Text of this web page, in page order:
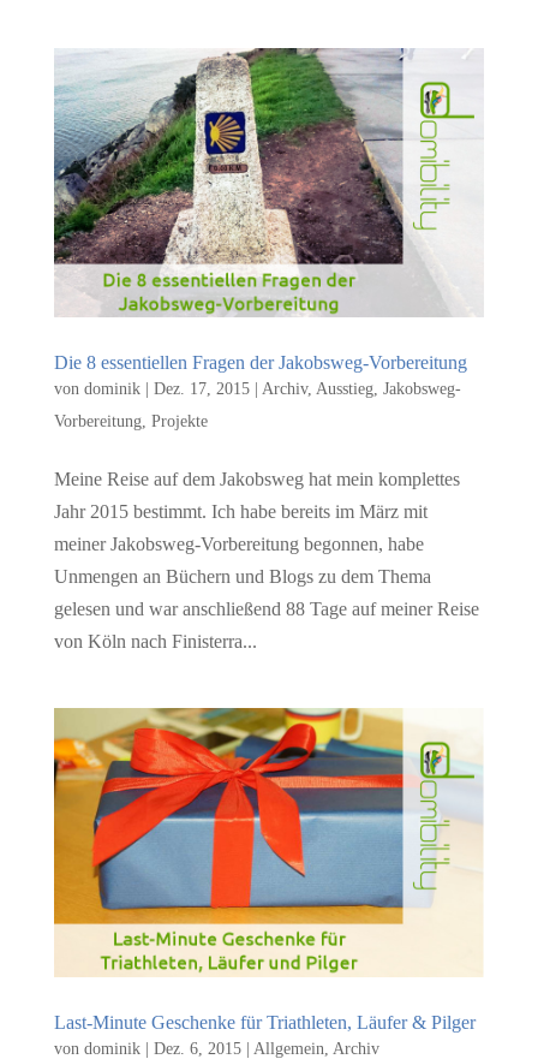
Die 8 essentiellen Fragen der Jakobsweg-Vorbereitung
von dominik| Dez. 17, 2015| Archiv, Ausstieg, Jakobsweg-
Vorbereitung, Projekte
Meine Reise auf dem Jakobsweg hat mein komplettes
Jahr 2015 bestimmt. Ich habe bereits im März mit
meiner Jakobsweg-Vorbereitung begonnen, habe
Unmengen an Büchern und Blogs zu dem Thema
gelesen und war anschließend 88 Tage auf meiner Reise
von Köln nach Finisterra...
Last-Minute Geschenke für Triathleten, Läufer & Pilger
von dominik| Dez. 6, 2015| Allgemein Archiv